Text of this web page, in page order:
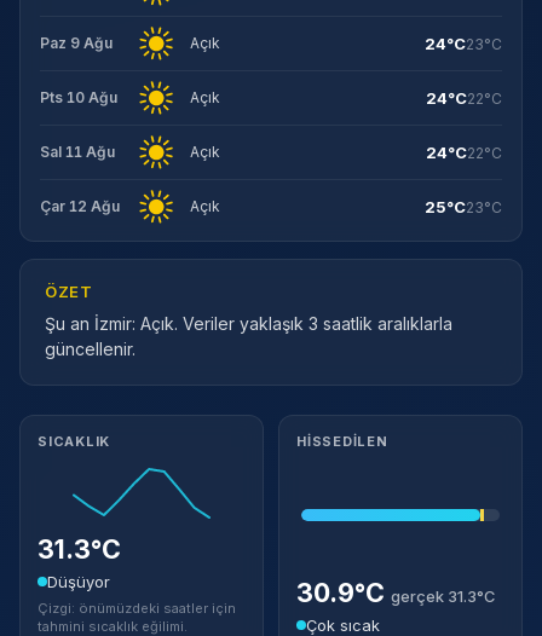
Paz 9 Ağu Açık 24°C23°C
Pts 10 Ağu Açık 24°C22°C
Sal 11 Ağu Açık 24°C22°C
Çar 12 Ağu Açık 25°C23°C
ÖZET
Şu an İzmir: Açık. Veriler yaklaşık 3 saatlik aralıklarla
güncellenir.
Meteorolojik ayrıntılar
SICAKLIK
31.3°C
Düşüyor
Çizgi: önümüzdeki saatler için
tahmini sıcaklık eğilimi.
HISSEDILEN
30.9°C gerçek 31.3°C
Çok sıcak